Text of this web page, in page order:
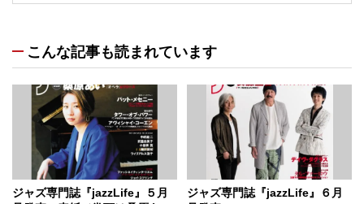
こんな記事も読まれています
ジャズ専門誌『jazzLife』５月
ジャズ専門誌『jazzLife』６月